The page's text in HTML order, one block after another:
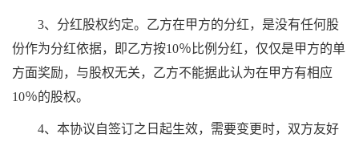
3、分红股权约定。乙方在甲方的分红，是没有任何股
份作为分红依据，即乙方按10％比例分红，仅仅是甲方的单
方面奖励，与股权无关，乙方不能据此认为在甲方有相应
10％的股权。
4、本协议自签订之日起生效，需要变更时，双方友好